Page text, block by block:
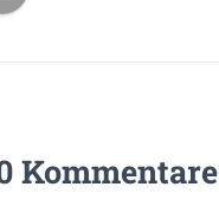
Kommentare